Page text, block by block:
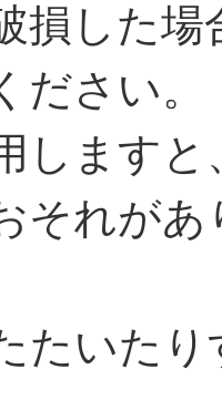
損した
ださい。
します
それがあ
たいた